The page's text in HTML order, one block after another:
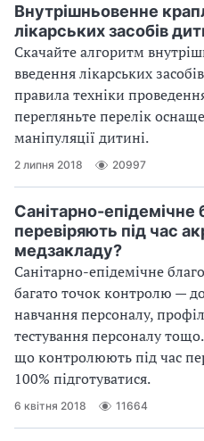
Внутрішньовенне
лікарських засобів
Скачайте алгоритм
введення лікарських
правила техніки
перегляньте перелік
маніпуляції дитині.
2 липня 2018 20997
Санітарно-
перевіряють під час
медзакладу?
Санітарно-епідемічне
багато точок контролю —
навчання персоналу,
тестування персоналу
що контролюють під час
100% підготуватися.
6 квітня 2018 11664